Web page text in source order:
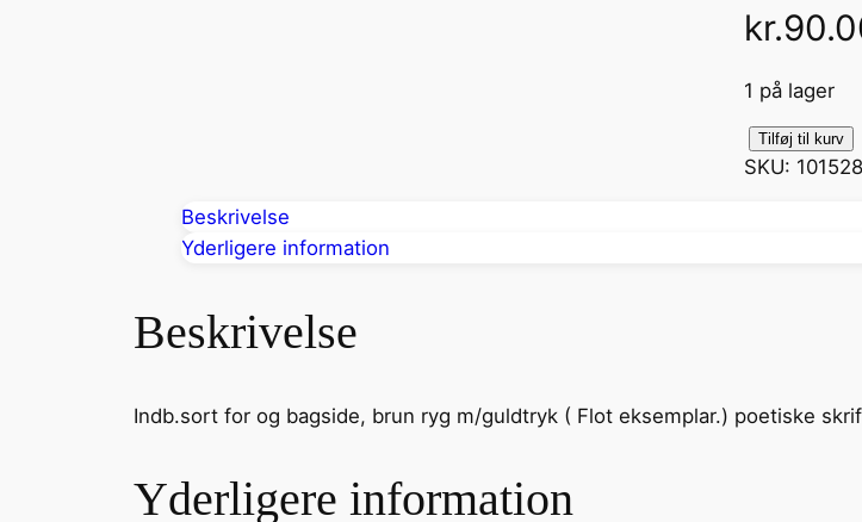
kr.
1 på lager
i
-
Tilføj til kurv
SKU: 101528
Beskrivelse
Yderligere information
Beskrivelse
Indb.sort for og bagside, brun ryg m/guldtryk ( Flot eksemplar.) poetiske
Yderligere information